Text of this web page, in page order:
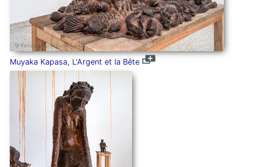
Muyaka Kapasa, L'Argent et la Bête